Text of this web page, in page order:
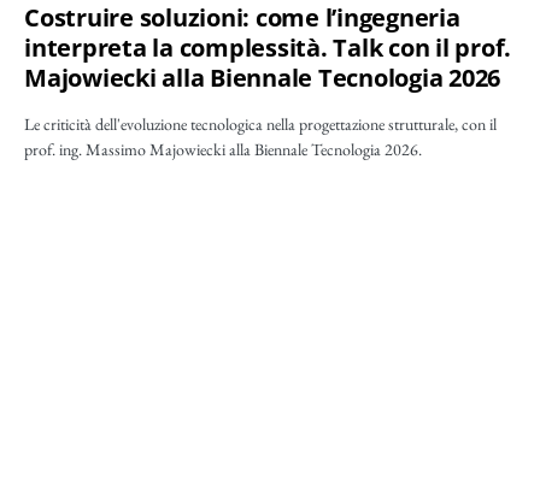
Costruire soluzioni: come l’ingegneria
interpreta la complessità. Talk con il prof.
Majowiecki alla Biennale Tecnologia 2026
Le criticità dell'evoluzione tecnologica nella progettazione strutturale, con il
prof. ing. Massimo Majowiecki alla Biennale Tecnologia 2026.